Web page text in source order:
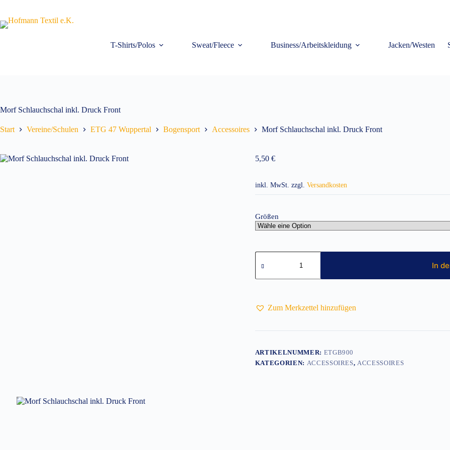
springen
T-Shirts/Polos Sweat/Fleece Business/Arbeitskleidung Jacken/Westen
Morf Schlauchschal inkl. Druck Front
Start Vereine/Schulen ETG 47 Wuppertal Bogensport Accessoires Morf Schlauchschal inkl. Druck Front
5,50 €
inkl. MwSt. zzgl. Versandkosten
Größen
Morf
Schlauchschal
Druck
In
Zum Merkzettel hinzufügen
ARTIKELNUMMER: ETGB900
KATEGORIEN: ACCESSOIRES,ACCESSOIRES